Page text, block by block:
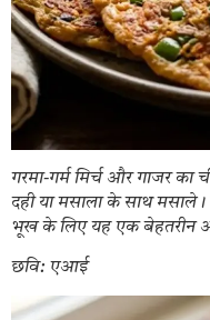
गरमा-गर्म मिर्च और गाजर का
दही या मसाला के साथ
भूख के लिए यह एक बेहतरीन
छवि: एआई